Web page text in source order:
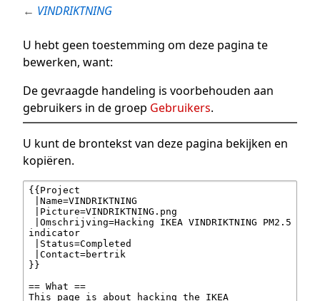
← VINDRIKTNING
U hebt geen toestemming om deze pagina te
bewerken, want:
De gevraagde handeling is voorbehouden aan
gebruikers in de groep Gebruikers.
U kunt de brontekst van deze pagina bekijken en
kopiëren.